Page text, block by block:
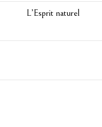
L’Esprit naturel